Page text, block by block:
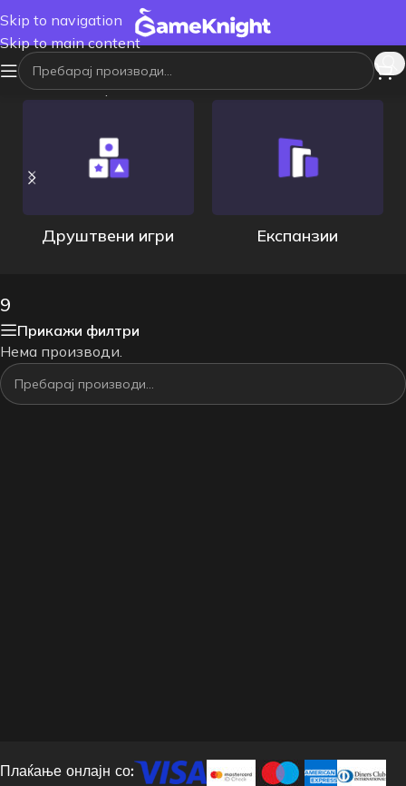
Skip to navigation
Skip to main content
Почетна/Возраст/9
Друштвени игри Експанзии
9
Прикажи филтри
Нема производи.
Плаќање онлајн со: